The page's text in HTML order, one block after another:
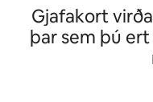
Gjafakort
þar sem þú